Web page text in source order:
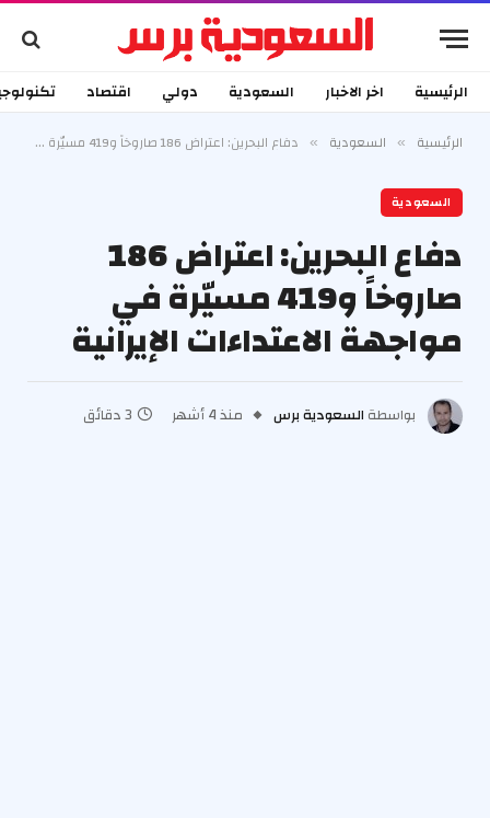
الرئيسية اخر الاخبار السعودية دولي اقتصاد
الرئيسية » السعودية » دفاع البحرين: اعتراض 186 صاروخاً و419 مسيّرة في مواجهة الاعتداءات الإيرانية
السعودية
دفاع البحرين: اعتراض 186
صاروخاً و419 مسيّرة في
مواجهة الاعتداءات الإيرانية
بواسطة السعودية برس منذ 4 أشهر 3 دقائق